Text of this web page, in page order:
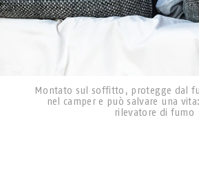
Montato sul soffitto, protegge dal
nel camper e può salvare una
rilevatore di fumo